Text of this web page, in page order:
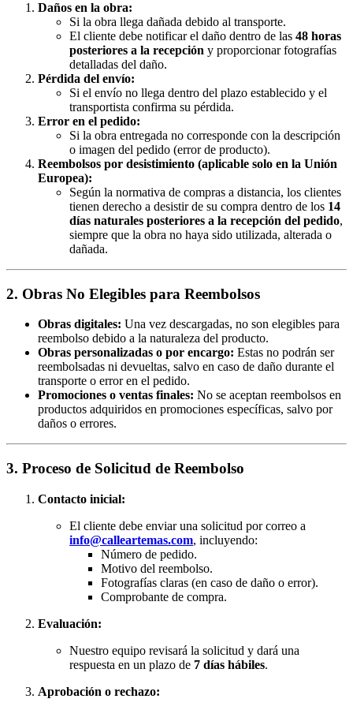
Daños en la obra:
Si la obra llega dañada debido al transporte.
El cliente debe notificar el daño dentro de las 48 horas
posteriores a la recepción y proporcionar fotografías
detalladas del daño.
Pérdida del envío:
Si el envío no llega dentro del plazo establecido y el
transportista confirma su pérdida.
Error en el pedido:
Si la obra entregada no corresponde con la descripción
o imagen del pedido (error de producto).
Reembolsos por desistimiento (aplicable solo en la Unión
Europea):
Según la normativa de compras a distancia, los clientes
tienen derecho a desistir de su compra dentro de los 14
días naturales posteriores a la recepción del pedido,
siempre que la obra no haya sido utilizada, alterada o
dañada.
2. Obras No Elegibles para Reembolsos
Obras digitales: Una vez descargadas, no son elegibles para
reembolso debido a la naturaleza del producto.
Obras personalizadas o por encargo: Estas no podrán ser
reembolsadas ni devueltas, salvo en caso de daño durante el
transporte o error en el pedido.
Promociones o ventas finales: No se aceptan reembolsos en
productos adquiridos en promociones específicas, salvo por
daños o errores.
3. Proceso de Solicitud de Reembolso
Contacto inicial:
El cliente debe enviar una solicitud por correo a
info@calleartemas.com, incluyendo:
Número de pedido.
Motivo del reembolso.
Fotografías claras (en caso de daño o error).
Comprobante de compra.
Evaluación:
Nuestro equipo revisará la solicitud y dará una
respuesta en un plazo de 7 días hábiles.
Aprobación o rechazo: